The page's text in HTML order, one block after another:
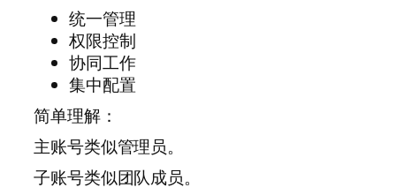
统一管理
权限控制
协同工作
集中配置
简单理解：
主账号类似管理员。
子账号类似团队成员。